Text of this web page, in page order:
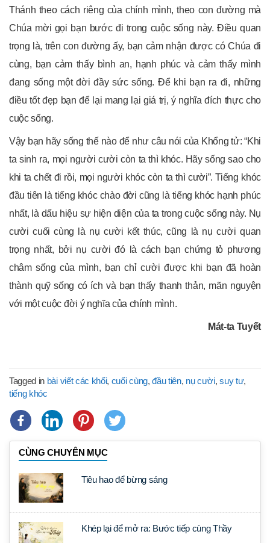
Thánh theo cách riêng của chính mình, theo con đường mà
Chúa mời gọi bạn bước đi trong cuộc sống này. Điều quan
trọng là, trên con đường ấy, bạn cảm nhận được có Chúa đi
cùng, bạn cảm thấy bình an, hạnh phúc và cảm thấy mình
đang sống một đời đầy sức sống. Để khi bạn ra đi, những
điều tốt đẹp bạn để lại mang lại giá trị, ý nghĩa đích thực cho
cuộc sống.
Vậy bạn hãy sống thế nào để như câu nói của Khổng tử: “Khi
ta sinh ra, mọi người cười còn ta thì khóc. Hãy sống sao cho
khi ta chết đi rồi, mọi người khóc còn ta thì cười”. Tiếng khóc
đầu tiên là tiếng khóc chào đời cũng là tiếng khóc hạnh phúc
nhất, là dấu hiệu sự hiện diện của ta trong cuộc sống này. Nụ
cười cuối cùng là nụ cười kết thúc, cũng là nụ cười quan
trọng nhất, bởi nụ cười đó là cách bạn chứng tỏ phương
châm sống của mình, bạn chỉ cười được khi bạn đã hoàn
thành quỹ sống có ích và bạn thấy thanh thản, mãn nguyện
với một cuộc đời ý nghĩa của chính mình.
Mát-ta Tuyết
Tagged in bài viết các khối, cuối cùng,đầu tiên, nụ cười,suy tư,
tiếng khóc
CÙNG CHUYÊN MỤC
Tiêu hao để bừng sáng
Khép lại để mở ra: Bước tiếp cùng Thầy